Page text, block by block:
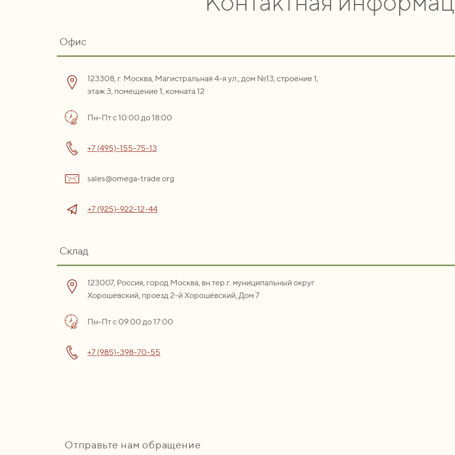
Офис
123308, г. Москва, Магистральная 4-я ул., дом №13, строение 1,
этаж 3, помещение 1, комната 12
Пн-Пт с 10:00 до 18:00
+7 (495)-155-75-13
sales@omega-trade.org
+7 (925)-922-12-44
Склад
123007, Россия, город Москва, вн.тер.г. муниципальный округ
Хорошевский, проезд 2-й Хорошёвский, Дом 7
Пн-Пт с 09:00 до 17:00
+7 (985)-398-70-55
Отправьте нам обращение